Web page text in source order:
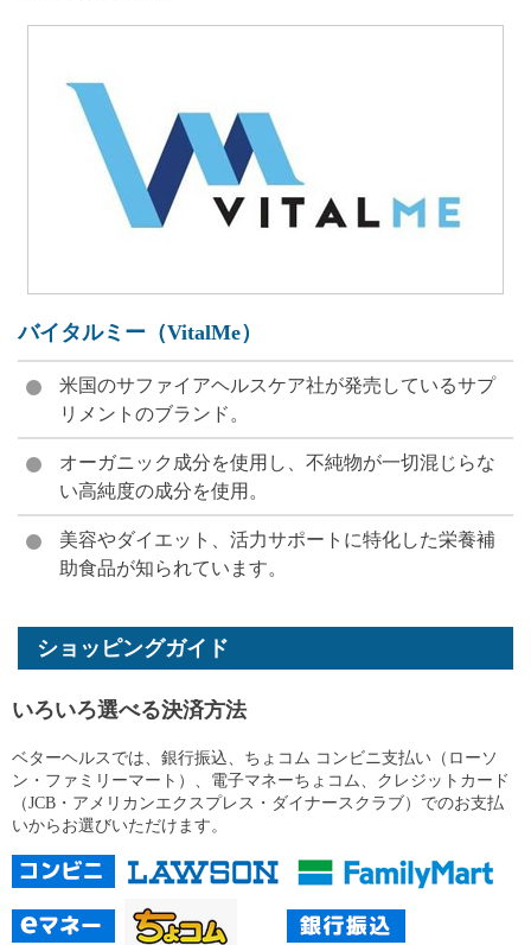
バイタルミー（VitalMe）
米国のサファイアヘルスケア社が発売しているサプ
リメントのブランド。
オーガニック成分を使用し、不純物が一切混じらな
い高純度の成分を使用。
美容やダイエット、活力サポートに特化した栄養補
助食品が知られています。
ショッピングガイド
いろいろ選べる決済方法
ベターヘルスでは、銀行振込、ちょコム コンビニ支払い（ローソ
ン・ファミリーマート）、電子マネーちょコム、クレジットカード
（JCB・アメリカンエクスプレス・ダイナースクラブ）でのお支払
いからお選びいただけます。